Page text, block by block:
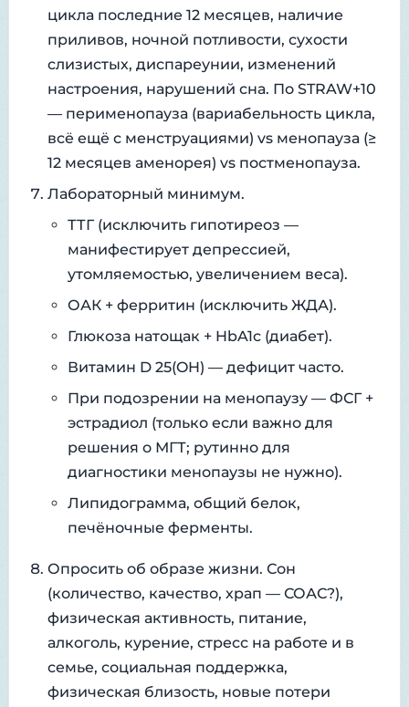
цикла последние 12 месяцев, наличие
приливов, ночной потливости, сухости
слизистых, диспареунии, изменений
настроения, нарушений сна. По STRAW+10
— перименопауза (вариабельность цикла,
всё ещё с менструациями) vs менопауза (≥
12 месяцев аменорея) vs постменопауза.
Лабораторный минимум.
ТТГ (исключить гипотиреоз —
манифестирует депрессией,
утомляемостью, увеличением веса).
ОАК + ферритин (исключить ЖДА).
Глюкоза натощак + HbA1c (диабет).
Витамин D 25(OH) — дефицит часто.
При подозрении на менопаузу — ФСГ +
эстрадиол (только если важно для
решения о МГТ; рутинно для
диагностики менопаузы не нужно).
Липидограмма, общий белок,
печёночные ферменты.
Опросить об образе жизни. Сон
(количество, качество, храп — СОАС?),
физическая активность, питание,
алкоголь, курение, стресс на работе и в
семье, социальная поддержка,
физическая близость, новые потери